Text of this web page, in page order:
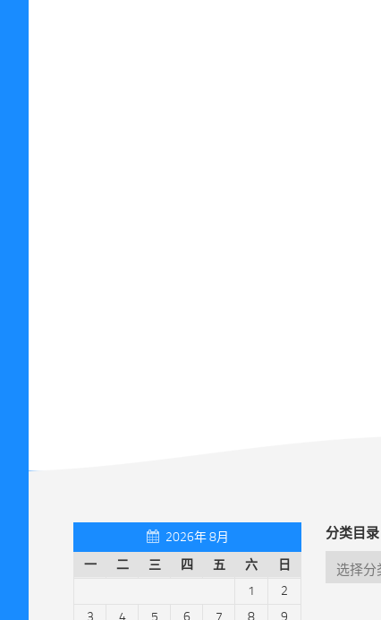
2026年 8月
一
二 三 四 五 六
日
1
2
3
4 5 6 7 8 9
分类目录